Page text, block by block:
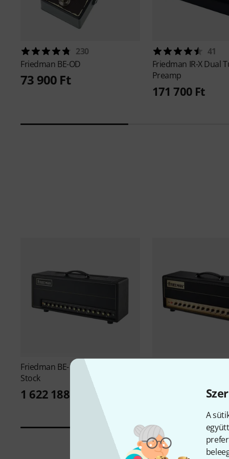
A
230
Friedman BE-OD
73 900 Ft
41
Friedman IR-X Dual
Preamp
171 700 Ft
Friedman BE-100 Deluxe Head B-
Stock
1 622 188 Ft